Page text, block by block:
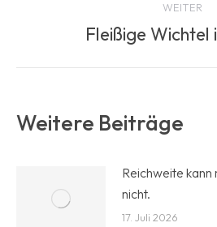
WEITER
Fleißige Wichtel
Weitere Beiträge
Reichweite kann
nicht.
17. Juli 2026